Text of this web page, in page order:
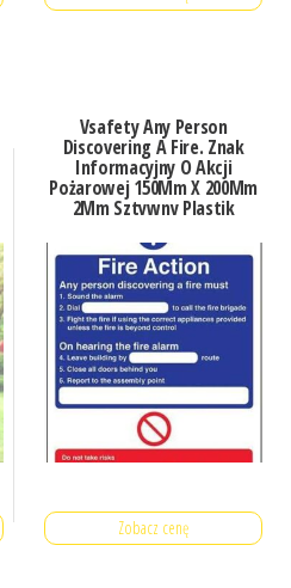
Vsafety Any Person
Discovering A Fire. Znak
Informacyjny O Akcji
Pożarowej 150Mm X 200Mm
2Mm Sztywny Plastik
Zobacz cenę